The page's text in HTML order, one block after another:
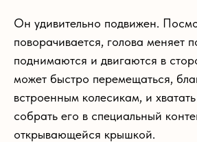
Он удивительно подвижен.
поворачивается, голова меняет
поднимаются и двигаются в
может быстро перемещаться,
встроенным колесикам, и
собрать его в специальный
открывающейся крышкой.